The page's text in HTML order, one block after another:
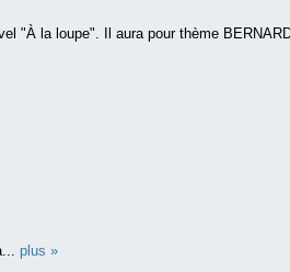
"À la loupe". Il aura pour thème
plus »